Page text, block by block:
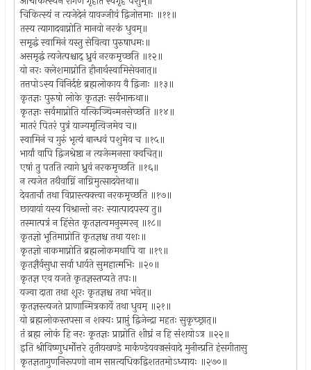
चिकित्स्यं न त्यजेदेनं यावज्जीवं द्विजोत्तमाः ॥११॥
तस्य त्यागादवाप्नोति मानवो नरकं धुवम्॥
समृद्धं स्वामिनं यस्तु सेवित्वा पुरुषाधमः॥
असमृद्धं त्यजेत्पश्चाद् ध्रुवं नरकमृच्छति ॥१२॥
यो नरः क्लेशमाप्नोति हीनार्थस्वामिसेवनात्॥
तत्तपोऽस्य विनिर्दष्टं ब्रह्मलोकाय वै द्विजाः ॥१३॥
कृतज्ञः पुरुषो लोके कृतज्ञः सर्वभाक्तथा॥
कृतज्ञः सर्वमाप्नोति यत्किञ्चिन्मनसेच्छति ॥१४॥
मातरं पितरं पुत्रं याज्यमृत्विजमेव च॥
स्वामिनं च गुरुं भृत्यं बान्धवं पशुमेव च ॥१५॥
भार्यां वापि द्विजश्रेष्ठा न त्यजेन्मनसा क्वचित्॥
एषां तु पतति त्यागे ध्रुवं नरकमृच्छति ॥१६॥
न त्यजेत तथैवाग्निं नाग्निमुत्सादयेत्तथा॥
देवतार्चां तथा विप्रास्त्यक्त्वा नरकमृच्छति ॥१७॥
छायायां यस्य विश्रान्तो नरः स्यात्पादपस्य तु॥
तस्मात्पत्रं न हिंसेत कृतज्ञत्वमनुस्मरन् ॥१८॥
कृतज्ञो भूतिमाप्नोति कृतज्ञश्च तथा यशः॥
कृतज्ञो नाकमाप्नोति ब्रह्मलोकमथापि वा ॥१९॥
कृतज्ञैर्वसुधा सर्वा धार्यते सुमहात्मभिः ॥२०॥
कृतज्ञ एव यजते कृतज्ञस्तप्यते तपः॥
यज्वा दाता तथा शूरः कृतज्ञश्च तथा भवेत्॥
कृतज्ञस्त्यजते प्राणान्मित्रकार्ये तथा धुवम् ॥२१॥
यो ब्रह्मलोकस्तपसा न शक्यः प्राप्तुं द्विजेन्द्रा महतः सुकृच्छ्रात्॥
तं ब्रह्म लोकं हि नरः कृतज्ञः प्राप्नोति शीघ्रं न हि संशयोऽत्र ॥२२॥
इति श्रीविष्णुधर्मोत्तरे तृतीयखण्डे मार्कण्डेयवज्रसंवादे मुनीन्प्रति हंसगीतासु
कृतज्ञतागुणनिरूपणो नाम सप्तत्यधिकद्विशततमोऽध्यायः ॥२७०॥